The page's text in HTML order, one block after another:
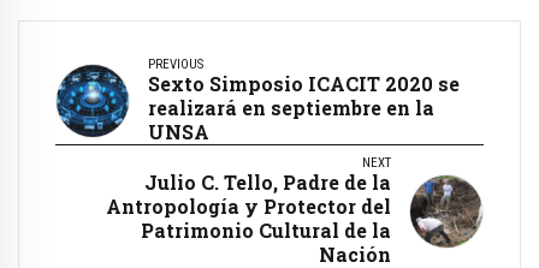
PREVIOUS
Sexto Simposio ICACIT 2020 se
realizará en septiembre en la
UNSA
NEXT
Julio C. Tello, Padre de la
Antropología y Protector del
Patrimonio Cultural de la
Nación